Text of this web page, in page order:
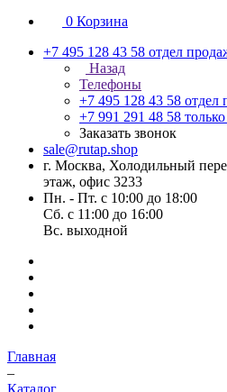
0 Корзина
+7 495 128 43 58 отдел
Назад
Телефоны
+7 495 128 43 58 отдел
+7 991 291 48 58
Заказать звонок
sale@rutap.shop
г. Москва, Холодильный
этаж, офис 3233
Пн. - Пт. с 10:00 до 18:00
Сб. с 11:00 до 16:00
Вс. выходной
Главная
–
Каталог